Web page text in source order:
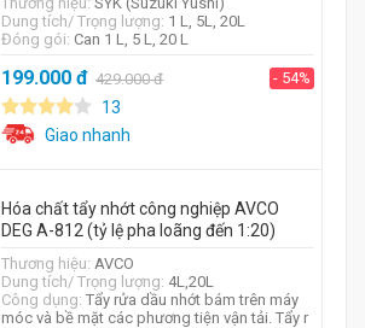
Dung tích/ Trọng lượng: 1 L, 5L, 20L
Đóng gói: Can 1 L, 5 L, 20 L
199.000 đ 429.000đ - 54%
13
Giao nhanh
Hóa chất tẩy nhớt công nghiệp AVCO
DEG A-812 (tỷ lệ pha loãng đến 1:20)
Thương hiệu:AVCO
Dung tích/ Trọng lượng: 4L,20L
Công dụng:Tẩy rửa dầu nhớt bám trên máy
móc và bề mặt các phương tiện vận tải. Tẩy r